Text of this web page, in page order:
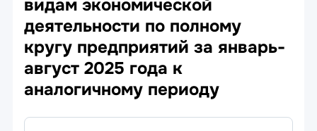
видам экономической
деятельности по полному
кругу предприятий за январь-
август 2025 года к
аналогичному периоду